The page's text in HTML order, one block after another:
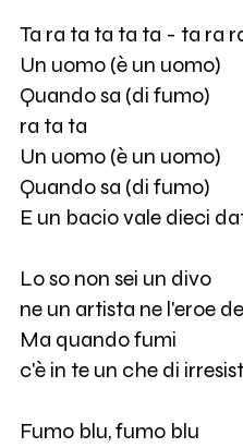
Ta ra ta ta ta ta - ta ra
Un uomo (è un uomo)
Quando sa (di fumo)
ra ta ta
Un uomo (è un uomo)
Quando sa (di fumo)
E un bacio vale dieci
Lo so non sei un divo
ne un artista ne l'eroe
Ma quando fumi
c'è in te un che di
Fumo blu, fumo blu